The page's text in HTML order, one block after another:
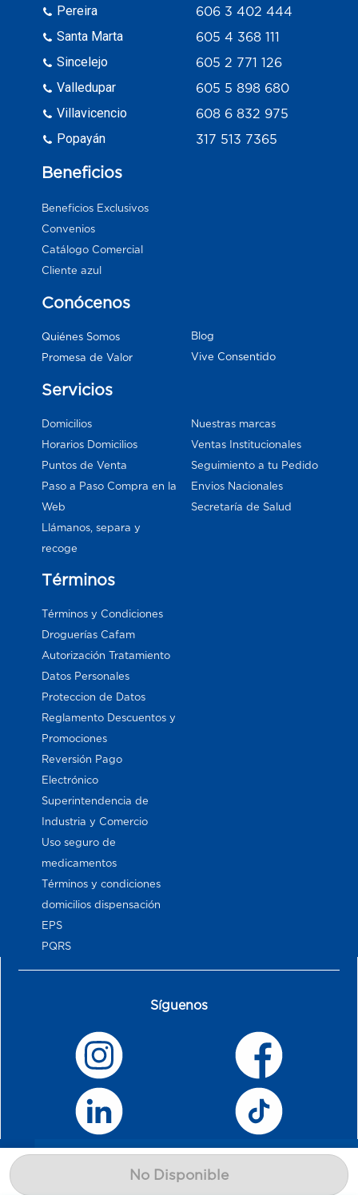
No Disponible
Pereira
Santa Marta
Sincelejo
Valledupar
Villavicencio
Popayán
606 3 402 444
605 4 368 111
605 2 771 126
605 5 898 680
608 6 832 975
317 513 7365
Beneficios
Beneficios Exclusivos
Convenios
Catálogo Comercial
Cliente azul
Conócenos
Quiénes Somos
Promesa de Valor
Blog
Vive Consentido
Servicios
Domicilios
Horarios Domicilios
Puntos de Venta
Paso a Paso Compra en la
Web
Llámanos, separa y
recoge
Nuestras marcas
Ventas Institucionales
Seguimiento a tu Pedido
Envios Nacionales
Secretaría de Salud
Términos
Términos y Condiciones
Droguerías Cafam
Autorización Tratamiento
Datos Personales
Proteccion de Datos
Reglamento Descuentos y
Promociones
Reversión Pago
Electrónico
Superintendencia de
Industria y Comercio
Uso seguro de
medicamentos
Términos y condiciones
domicilios dispensación
EPS
PQRS
Síguenos